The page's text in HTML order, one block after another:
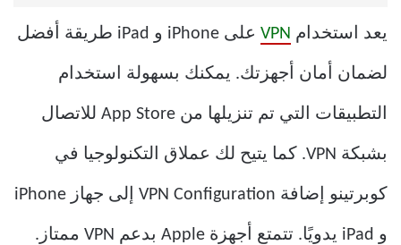
يعد استخدام VPN على iPhone و iPad طريقة أفضل
لضمان أمان أجهزتك. يمكنك بسهولة استخدام
التطبيقات التي تم تنزيلها من App Store للاتصال
بشبكة VPN. كما يتيح لك عملاق التكنولوجيا في
كوبرتينو إضافة VPN Configuration إلى جهاز iPhone
و iPad يدويًا. تتمتع أجهزة Apple بدعم VPN ممتاز.